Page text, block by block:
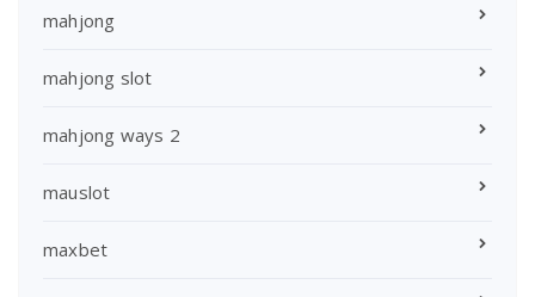
mahjong
mahjong slot
mahjong ways 2
mauslot
maxbet